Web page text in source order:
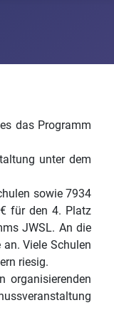
das Programm
unter dem
sowie 7934
für den 4. Platz
JWSL. An die
Viele Schulen
riesig.
organisierenden